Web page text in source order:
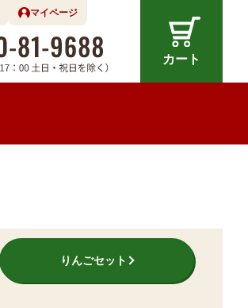
マイページ
カート
りんごセット